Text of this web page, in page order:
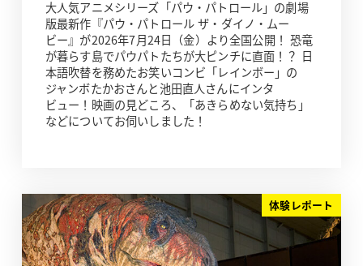
大人気アニメシリーズ「パウ・パトロール」の劇場
版最新作『パウ・パトロール ザ・ダイノ・ムー
ビー』が2026年7月24日（金）より全国公開！ 恐竜
が暮らす島でパウパトたちが大ピンチに直面！？ 日
本語吹替を務めたお笑いコンビ「レインボー」の
ジャンボたかおさんと池田直人さんにインタ
ビュー！映画の見どころ、「あきらめない気持ち」
などについてお伺いしました！
体験レポート